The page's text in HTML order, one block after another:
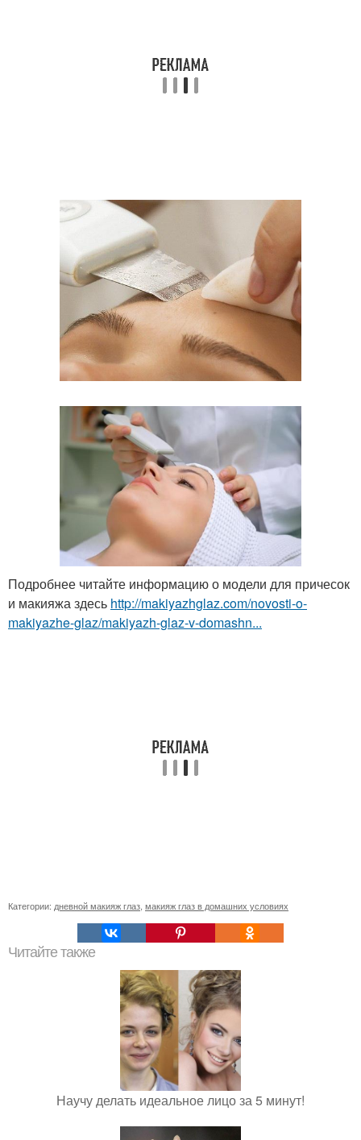
Подробнее читайте информацию о модели для причесок
и макияжа здесь http://makiyazhglaz.com/novosti-o-
makiyazhe-glaz/makiyazh-glaz-v-domashn...
Категории: дневной макияж глаз, макияж глаз в домашних условиях
Читайте также
Научу делать идеальное лицо за 5 минут!